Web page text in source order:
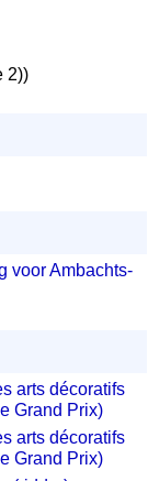
2))
voor Ambachts-
arts décoratifs
Grand Prix)
arts décoratifs
Grand Prix)